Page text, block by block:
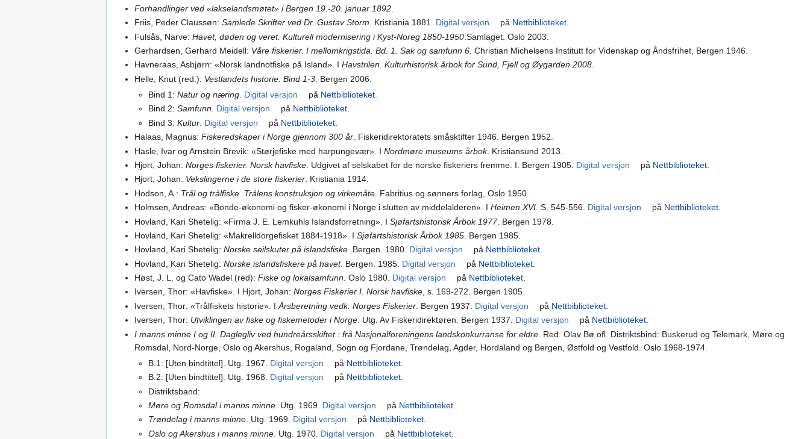
Forhandlinger ved «lakselandsmøtet» i Bergen 19.-20. januar 1892
Friis, Peder Claussøn:Samlede Skrifter ved Dr. Gustav Storm. Kristiania 1881. Digital versjon på Nettbiblioteket.
Fulsås, Narve:Havet, døden og veret. Kulturell modernisering i Kyst-Noreg 1850-1950 .Samlaget. Oslo 2003.
Gerhardsen, Gerhard Meidell: Våre fiskerier. I mellomkrigstida. Bd. 1. Sak og samfunn 6. Christian Michelsens Institutt for Videnskap og Åndsfrihet, Bergen 1946.
Havneraas, Asbjørn: «Norsk landnotfiske på Island». IHavstrilen. Kulturhistorisk årbok for Sund, Fjell og Øygarden 2008.
Helle, Knut (red.): Vestlandets historie. Bind 1-3 . Bergen 2006.
Bind 1: Natur og næring. Digital versjon på Nettbiblioteket.
Bind 2: Samfunn. Digital versjon på Nettbiblioteket.
Bind 3: Kultur. Digital versjon på Nettbiblioteket.
Halaas, Magnus:Fiskeredskaper i Norge gjennom 300 år . Fiskeridirektoratets småsktifter 1946. Bergen 1952.
Hasle, Ivar og Arnstein Brevik: «Størjefiske med harpungevær». INordmøre museums årbok. Kristiansund 2013.
Hjort, Johan:Norges fiskerier. Norsk havfiske . Udgivet af selskabet for de norske fiskeriers fremme. I. Bergen 1905. Digital versjon på Nettbiblioteket
Hjort, Johan: Vekslingerne i de store fiskerier. Kristiania 1914.
Hodson, A.: Trål og trålfiske. Trålens konstruksjon og virkemåte . Fabritius og sønners forlag, Oslo 1950.
Holmsen, Andreas: «Bonde-økonomi og fisker-økonomi i Norge i slutten av middelalderen». IHeimen XVI . S. 545-556. Digital versjon på Nettbiblioteket
Hovland, Kari Shetelig: «Firma J. E. Lemkuhls Islandsforretning». ISjøfartshistorisk Årbok 1977. Bergen 1978.
Hovland, Kari Shetelig: «Makrelldorgefisket 1884-1918». ISjøfartshistorisk Årbok 1985 . Bergen 1985.
Hovland, Kari Shetelig:Norske seilskuter på islandsfiske. Bergen. 1980. Digital versjon på Nettbiblioteket.
Hovland, Kari Shetelig:Norske islandsfiskere på havet. Bergen. 1985. Digital versjon på Nettbiblioteket
Høst, J. L. og Cato Wadel (red):Fiske og lokalsamfunn . Oslo 1980. Digital versjon på Nettbiblioteket
Iversen, Thor: «Havfiske». I Hjort, Johan:Norges Fiskerier I. Norsk havfiske, s. 169-272. Bergen 1905.
Iversen, Thor: «Trålfiskets historie». IÅrsberetning vedk. Norges Fiskerier . Bergen 1937. Digital versjon på Nettbiblioteket
Iversen, Thor: Utviklingen av fiske og fiskemetoder i Norge. Utg. Av Fiskeridirektøren. Bergen 1937. Digital versjon på Nettbiblioteket.
I manns minne I og II. Daglegliv ved hundreårsskiftet : frå Nasjonalforeningens landskonkurranse for eldre . Red. Olav Bø ofl. Distriktsbind: Buskerud og Telemark, Møre og
Romsdal, Nord-Norge, Oslo og Akershus, Rogaland, Sogn og Fjordane, Trøndelag, Agder, Hordaland og Bergen, Østfold og Vestfold. Oslo 1968-1974.
B.1: [Uten bindtittel]. Utg. 1967. Digital versjon på Nettbiblioteket.
B.2: [Uten bindtittel]. Utg. 1968. Digital versjon på Nettbiblioteket.
Distriktsband:
Møre og Romsdal i manns minne. Utg. 1969. Digital versjon på Nettbiblioteket.
Trøndelag i manns minne. Utg. 1969. Digital versjon på Nettbiblioteket.
Oslo og Akershus i manns minne. Utg. 1970. Digital versjon på Nettbiblioteket.